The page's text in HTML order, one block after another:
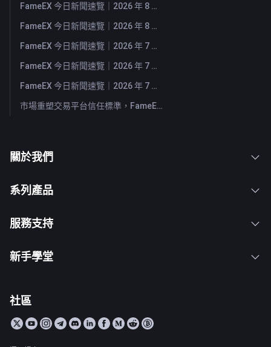
FameEX 今日新聞速覽｜2026 年 8 月 4 日
FameEX 今日新聞速覽｜2026 年 8 月 3 日
FameEX 今日新聞速覽｜2026 年 7 月 31 日
FameEX 今日新聞速覽｜2026 年 7 月 30 日
FameEX 今日新聞速覽｜2026 年 7 月 29 日
市場重塑交易平台信任標準，FameEX 以八年穩健營運持續服務全球用戶
關於我們
系列產品
服務支持
新手學堂
社區